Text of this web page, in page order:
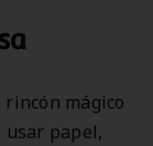
mágico
usar papel,